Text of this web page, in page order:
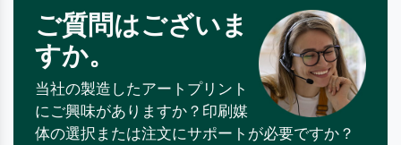
ご質問はございま
すか。
当社の製造したアートプリント
にご興味がありますか？印刷媒
体の選択または注文にサポートが必要ですか？